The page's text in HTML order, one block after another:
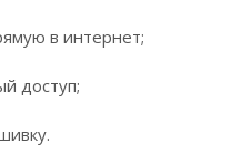
в интернет;
доступ;